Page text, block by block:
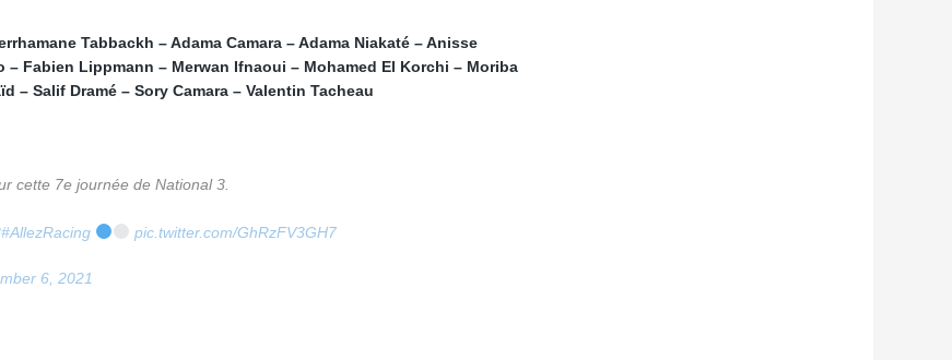
Tabbackh – Adama Camara – Adama Niakaté – Anisse
– Fabien Lippmann – Merwan Ifnaoui – Mohamed El Korchi – Moriba
– Salif Dramé – Sory Camara – Valentin Tacheau
cette 7e journée de National 3.
#AllezRacing pic.twitter.com/GhRzFV3GH7
6, 2021